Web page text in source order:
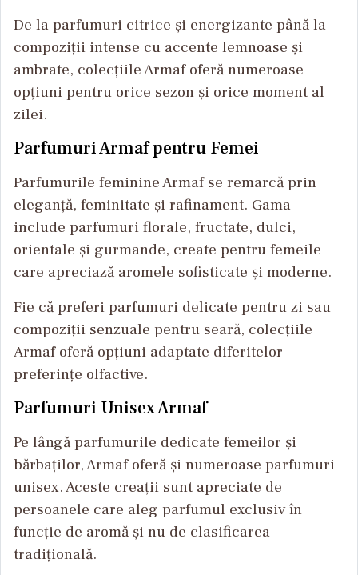
De la parfumuri citrice și energizante până la
compoziții intense cu accente lemnoase și
ambrate, colecțiile Armaf oferă numeroase
opțiuni pentru orice sezon și orice moment al
zilei.
Parfumuri Armaf pentru Femei
Parfumurile feminine Armaf se remarcă prin
eleganță, feminitate și rafinament. Gama
include parfumuri florale, fructate, dulci,
orientale și gurmande, create pentru femeile
care apreciază aromele sofisticate și moderne.
Fie că preferi parfumuri delicate pentru zi sau
compoziții senzuale pentru seară, colecțiile
Armaf oferă opțiuni adaptate diferitelor
preferințe olfactive.
Parfumuri Unisex Armaf
Pe lângă parfumurile dedicate femeilor și
bărbaților, Armaf oferă și numeroase parfumuri
unisex. Aceste creații sunt apreciate de
persoanele care aleg parfumul exclusiv în
funcție de aromă și nu de clasificarea
tradițională.